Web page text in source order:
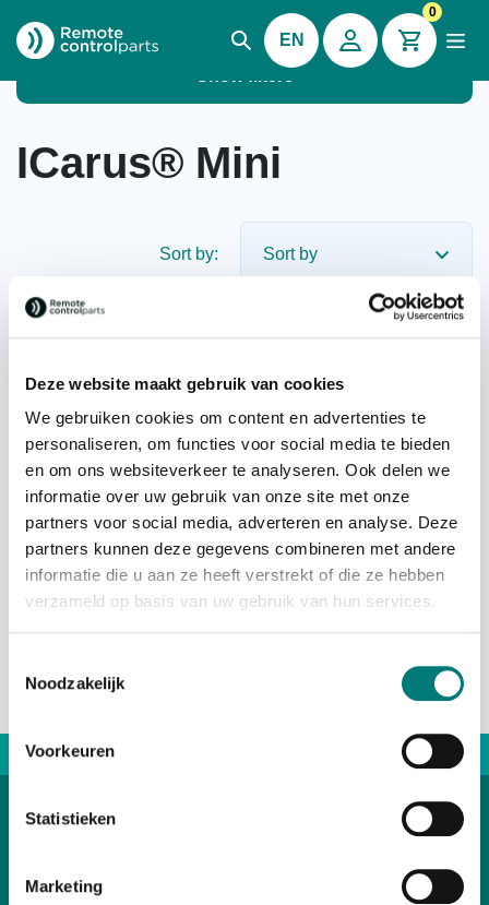
Deze website maakt gebruik van cookies
We gebruiken cookies om content en advertenties te
personaliseren, om functies voor social media te bieden
en om ons websiteverkeer te analyseren. Ook delen we
informatie over uw gebruik van onze site met onze
partners voor social media, adverteren en analyse. Deze
partners kunnen deze gegevens combineren met andere
informatie die u aan ze heeft verstrekt of die ze hebben
verzameld op basis van uw gebruik van hun services.
Noodzakelijk
Voorkeuren
Statistieken
Marketing
EN
0
ICarus® Mini
Sort by:
No longer available, out of
ICarus® Mini 4+2, systeem
Sold out